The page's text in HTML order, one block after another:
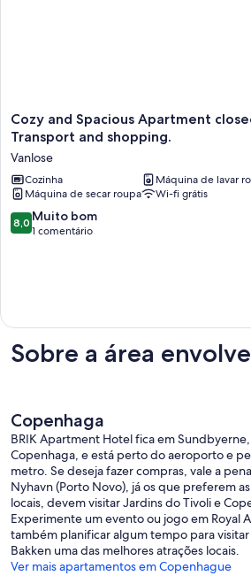
Cozy
and
Spacious
Apartment
closed
to
public
Transport
Cozy and Spacious Apartment closed to
Transport and shopping.
Vanlose
Cozinha
Máquina de lavar
Máquina de secar roupa
Wi-fi grátis
Pontuação
de
10,
Muito
bom,
8,0 Muito bom
1 comentário
Sobre a área
Copenhaga
BRIK Apartment Hotel fica em
Copenhaga, e está perto do aeroporto e
metro. Se deseja fazer compras, vale a
Nyhavn (Porto Novo), já os que preferem
locais, devem visitar Jardins do Tivoli e
Experimente um evento ou jogo em Royal
também planificar algum tempo para
Bakken uma das melhores atrações locais.
Ver mais apartamentos em Copenhague